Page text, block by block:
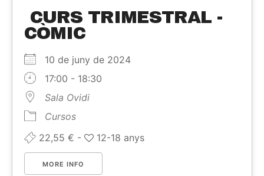
CURS TRIMESTRAL -
CÒMIC
10 de juny de 2024
17:00 - 18:30
Sala Ovidi
Cursos
22,55 € -
12-18 anys
MORE INFO